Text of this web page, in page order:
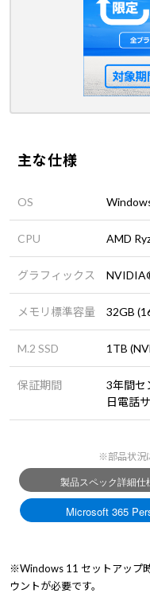
主な仕様
OS
CPU AMD
グラフィックス
メモリ標準容量 32GB
M.2 SSD 1TB
保証期間
3年間セ
日電話
※部品状況
※Windows 11 セットアップ
ウントが必要です。